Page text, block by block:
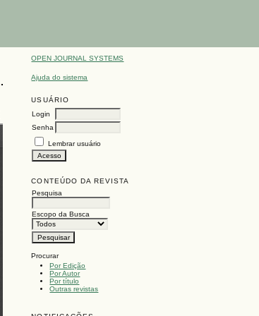
OPEN JOURNAL SYSTEMS
Ajuda do sistema
USUÁRIO
Login
Senha
Lembrar usuário
CONTEÚDO DA REVISTA
Pesquisa
Escopo da Busca
Procurar
Por Edição
Por Autor
Por título
Outras revistas